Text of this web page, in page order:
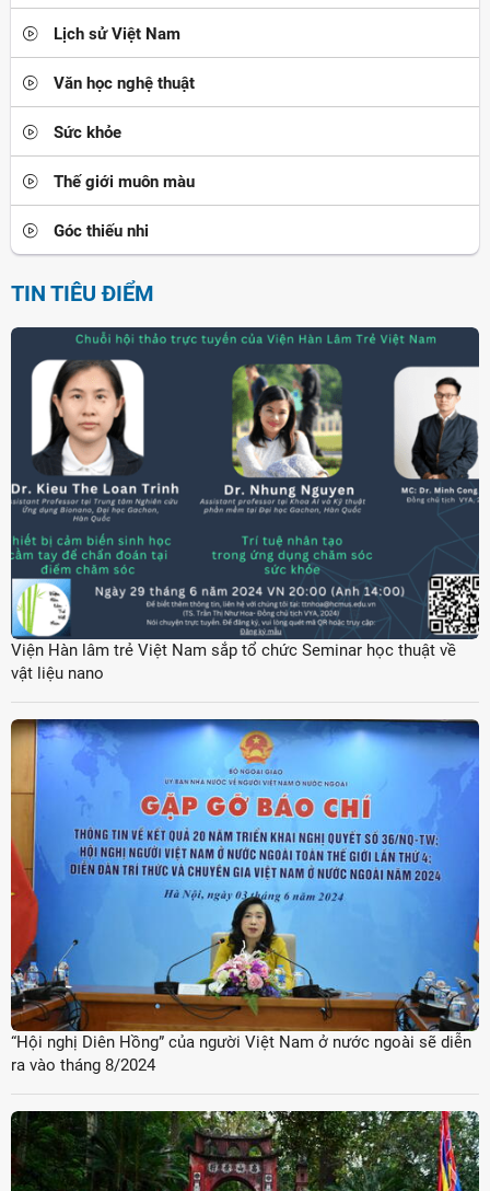
Lịch sử Việt Nam
Văn học nghệ thuật
Sức khỏe
Thế giới muôn màu
Góc thiếu nhi
TIN TIÊU ĐIỂM
Viện Hàn lâm trẻ Việt Nam sắp tổ chức Seminar học thuật về
vật liệu nano
“Hội nghị Diên Hồng” của người Việt Nam ở nước ngoài sẽ diễn
ra vào tháng 8/2024